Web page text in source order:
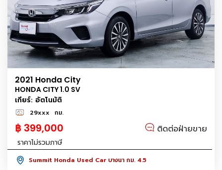
2021 Honda City
HONDA CITY 1.0 SV
เกียร์: อัตโนมัติ
29xxx กม.
฿ 399,000 ติดต่อฝ่ายขาย
ราคาไม่รวมภาษี
Summit Honda Used Car บางนา กม. 4.5